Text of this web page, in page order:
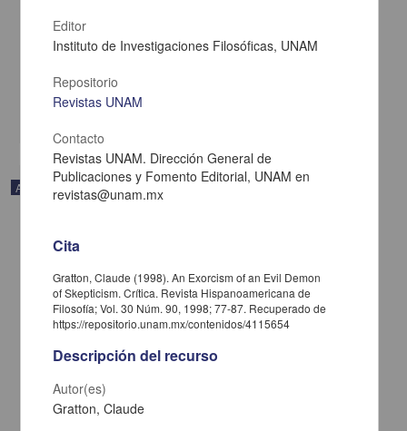
Comment on Rorty
Bilgrami, Akeel - Instituto de Investigaciones Filosóficas, UNAM
Artes y Humanidades
Artículo
Editor
Instituto de Investigaciones Filosóficas, UNAM
Repositorio
Revistas UNAM
Contacto
Revistas UNAM. Dirección General de
Publicaciones y Fomento Editorial, UNAM en
revistas@unam.mx
Cita
Gratton, Claude (1998). An Exorcism of an Evil Demon
of Skepticism. Crítica. Revista Hispanoamericana de
Filosofía; Vol. 30 Núm. 90, 1998; 77-87. Recuperado de
https://repositorio.unam.mx/contenidos/4115654
Descripción del recurso
Autor(es)
Gratton, Claude